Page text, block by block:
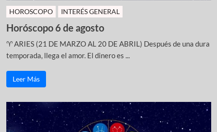
HOROSCOPO INTERÉS GENERAL
Horóscopo 6 de agosto
♈ ARIES (21 DE MARZO AL 20 DE ABRIL) Después de una dura
temporada, llega el amor. El dinero es ...
Leer Más